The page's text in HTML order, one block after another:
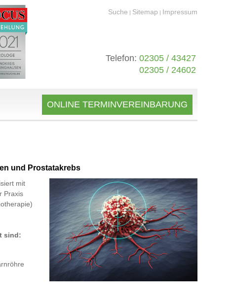
Suche | Sitemap | Impressum
Telefon: 02305 / 43427
02305 / 24602
ONLINE TERMINVEREINBARUNG
und Prostatakrebs
mit
Praxis
sind: